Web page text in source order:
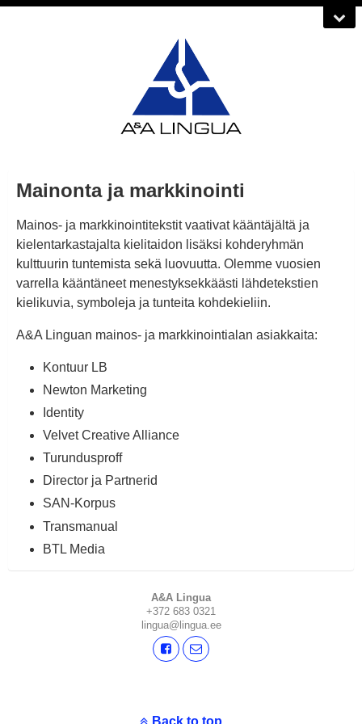
Mainonta ja markkinointi
Mainos- ja markkinointitekstit vaativat kääntäjältä ja
kielentarkastajalta kielitaidon lisäksi kohderyhmän
kulttuurin tuntemista sekä luovuutta. Olemme vuosien
varrella kääntäneet menestyksekkäästi lähdetekstien
kielikuvia, symboleja ja tunteita kohdekieliin.
A&A Linguan mainos- ja markkinointialan asiakkaita:
Kontuur LB
Newton Marketing
Identity
Velvet Creative Alliance
Turundusproff
Director ja Partnerid
SAN-Korpus
Transmanual
BTL Media
A&A Lingua
+372 683 0321
lingua@lingua.ee